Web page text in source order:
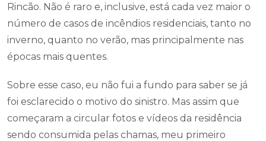
Rincão. Não é raro e, inclusive, está cada vez maior o
número de casos de incêndios residenciais, tanto no
inverno, quanto no verão, mas principalmente nas
épocas mais quentes.
Sobre esse caso, eu não fui a fundo para saber se já
foi esclarecido o motivo do sinistro. Mas assim que
começaram a circular fotos e vídeos da residência
sendo consumida pelas chamas, meu primeiro